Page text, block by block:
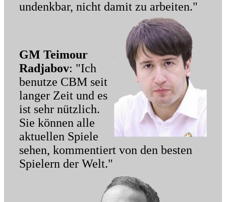
undenkbar, nicht damit zu arbeiten."
GM Teimour
Radjabov: "Ich
benutze CBM seit
langer Zeit und es
ist sehr nützlich.
Sie können alle
aktuellen Spiele
sehen, kommentiert von den besten
Spielern der Welt."